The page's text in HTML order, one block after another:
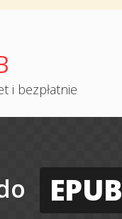
i bezpłatnie
EPUB